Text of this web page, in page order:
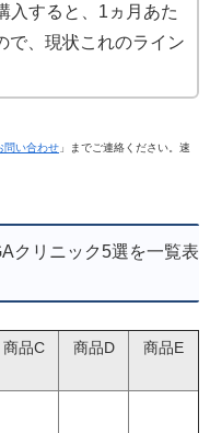
入すると、1ヵ月あた
で、現状これのライン
問い合わせ 」までご連絡ください。速
クリニック5選を一覧表
商品C 商品D 商品E